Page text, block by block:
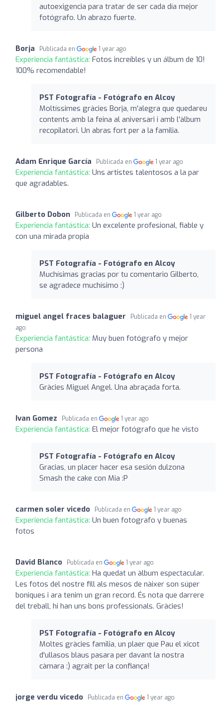
autoexigencia para tratar de ser cada día mejor
fotógrafo. Un abrazo fuerte.
Borja Publicada en 1 year ago
Experiencia fantástica: Fotos increíbles y un álbum de 10!
100% recomendable!
PST Fotografía - Fotógrafo en Alcoy
Moltíssimes gràcies Borja, m'alegra que quedareu
contents amb la feina al aniversari i amb l'àlbum
recopilatori. Un abras fort per a la familia.
Adam Enrique García Publicada en 1 year ago
Experiencia fantástica: Uns artistes talentosos a la par
que agradables.
Gilberto Dobon Publicada en 1 year ago
Experiencia fantástica: Un excelente profesional, fiable y
con una mirada propia
PST Fotografía - Fotógrafo en Alcoy
Muchísimas gracias por tu comentario Gilberto,
se agradece muchísimo :)
miguel angel fraces balaguer Publicada en
1 year
ago
Experiencia fantástica: Muy buen fotógrafo y mejor
persona
PST Fotografía - Fotógrafo en Alcoy
Gràcies Miguel Angel. Una abraçada forta.
Ivan Gomez Publicada en 1 year ago
Experiencia fantástica: El mejor fotógrafo que he visto
PST Fotografía - Fotógrafo en Alcoy
Gracias, un placer hacer esa sesión dulzona
Smash the cake con Mia :P
carmen soler vicedo Publicada en 1 year ago
Experiencia fantástica: Un buen fotografo y buenas
fotos
David Blanco Publicada en 1 year ago
Experiencia fantástica: Ha quedat un àlbum espectacular.
Les fotos del nostre fill als mesos de nàixer son súper
boniques i ara tenim un gran record. És nota que darrere
del treball, hi han uns bons professionals. Gràcies!
PST Fotografía - Fotógrafo en Alcoy
Moltes gràcies familia, un plaer que Pau el xicot
d'ullasos blaus pasara per davant la nostra
càmara :) agrait per la confiança!
jorge verdu vicedo Publicada en 1 year ago